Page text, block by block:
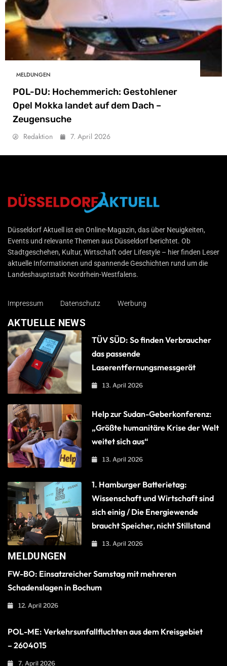
MELDUNGEN
POL-DU: Hochemmerich: Gestohlener
Opel Mokka landet auf dem Dach –
Zeugensuche
Redaktion 7. April 2026
Düsseldorf Aktuell
Düsseldorf Aktuell ist ein Online-Magazin, das über Neuigkeiten,
Events und relevante Themen aus Düsseldorf berichtet. Ob
Stadtgeschehen, Kultur, Wirtschaft oder Lifestyle – hier finden Leser
aktuelle Informationen und spannende Geschichten rund um die
Landeshauptstadt Nordrhein-Westfalens.
Impressum Datenschutz Werbung
AKTUELLE NEWS
TÜV SÜD: So finden Verbraucher
das passende
Laserentfernungsmessgerät
13. April 2026
Help zur Sudan-Geberkonferenz:
„Größte humanitäre Krise der Welt
weitet sich aus“
13. April 2026
1. Hamburger Batterietag:
Wissenschaft und Wirtschaft sind
sich einig / Die Energiewende
braucht Speicher, nicht Stillstand
13. April 2026
MELDUNGEN
FW-BO: Einsatzreicher Samstag mit mehreren
Schadenslagen in Bochum
12. April 2026
POL-ME: Verkehrsunfallfluchten aus dem Kreisgebiet
– 2604015
7. April 2026